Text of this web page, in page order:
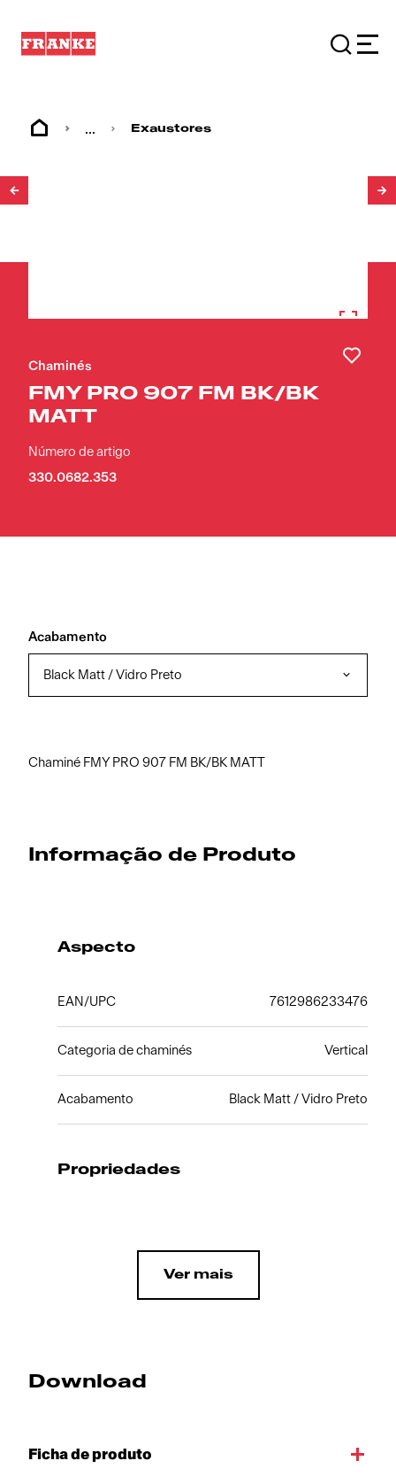
... Exaustores
Chaminés
FMY PRO 907 FM BK/BK
MATT
Número de artigo
330.0682.353
Acabamento
Black Matt / Vidro Preto
Chaminé FMY PRO 907 FM BK/BK MATT
Informação de Produto
Aspecto
EAN/UPC 7612986233476
Categoria de chaminés Vertical
Acabamento Black Matt / Vidro Preto
Propriedades
Ver mais
Download
Ficha de produto